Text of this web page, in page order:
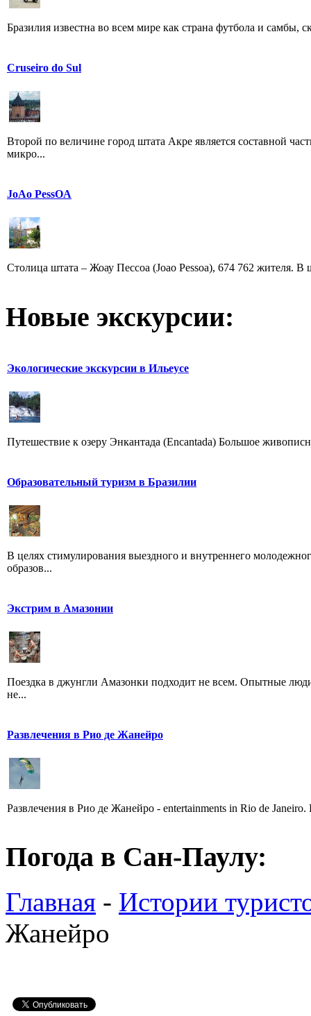
Бразилия известна во всем мире как страна футбола и
Cruseiro do Sul
Второй по величине город штата Акре является составной
микро...
JoAo PessOA
Столица штата – Жоау Пессоа (Joao Pessoa), 674 762 жителя.
Новые экскурсии:
Экологические экскурсии в Ильеусе
Путешествие к озеру Энкантада (Encantada) Большое
Образовательный туризм в Бразилии
В целях стимулирования выездного и внутреннего
образов...
Экстрим в Амазонии
Поездка в джунгли Амазонки подходит не всем. Опытные
не...
Развлечения в Рио де Жанейро
Развлечения в Рио де Жанейро - еntertainments in Rio de
Погода в Сан-Паулу:
Главная - Истории
Жанейро